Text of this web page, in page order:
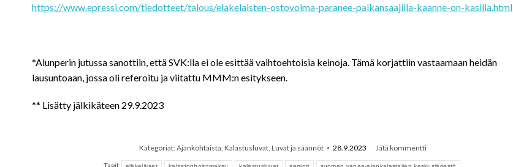
https://www.epressi.com/tiedotteet/talous/elakelaisten-ostovoima-paranee-palkansaajilla-kaanne-on-kasilla.html
*Alunperin jutussa sanottiin, että SVK:lla ei ole esittää vaihtoehtoisia keinoja. Tämä korjattiin vastaamaan heidän
lausuntoaan, jossa oli referoitu ja viitattu MMM:n esitykseen.
** Lisätty jälkikäteen 29.9.2023
Kategoriat:Ajankohtaista Kalastusluvat, Luvat ja säännöt 28.9.2023
Jätä kommentti